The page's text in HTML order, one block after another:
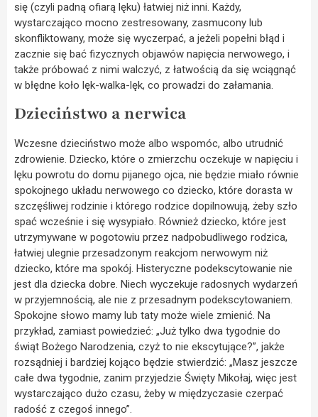
się (czyli padną ofiarą lęku) łatwiej niż inni. Każdy,
wystarczająco mocno zestresowany, zasmucony lub
skonfliktowany, może się wyczerpać, a jeżeli popełni błąd i
zacznie się bać fizycznych objawów napięcia nerwowego, i
także próbować z nimi walczyć, z łatwością da się wciągnąć
w błędne koło lęk-walka-lęk, co prowadzi do załamania.
Dzieciństwo a nerwica
Wczesne dzieciństwo może albo wspomóc, albo utrudnić
zdrowienie. Dziecko, które o zmierzchu oczekuje w napięciu i
lęku powrotu do domu pijanego ojca, nie będzie miało równie
spokojnego układu nerwowego co dziecko, które dorasta w
szczęśliwej rodzinie i którego rodzice dopilnowują, żeby szło
spać wcześnie i się wysypiało. Również dziecko, które jest
utrzymywane w pogotowiu przez nadpobudliwego rodzica,
łatwiej ulegnie przesadzonym reakcjom nerwowym niż
dziecko, które ma spokój. Histeryczne podekscytowanie nie
jest dla dziecka dobre. Niech wyczekuje radosnych wydarzeń
w przyjemnością, ale nie z przesadnym podekscytowaniem.
Spokojne słowo mamy lub taty może wiele zmienić. Na
przykład, zamiast powiedzieć: „Już tylko dwa tygodnie do
świąt Bożego Narodzenia, czyż to nie ekscytujące?”, jakże
rozsądniej i bardziej kojąco będzie stwierdzić: „Masz jeszcze
całe dwa tygodnie, zanim przyjedzie Święty Mikołaj, więc jest
wystarczająco dużo czasu, żeby w międzyczasie czerpać
radość z czegoś innego”.